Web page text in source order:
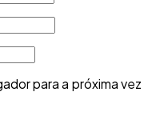
para a próxima vez